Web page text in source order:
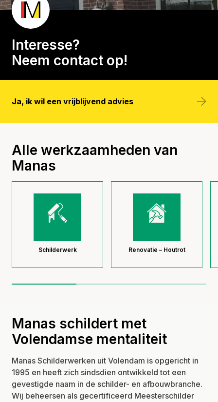
Renovatie – Houtrot
Schilderwerk
Spuitwerk
Interesse?
Neem contact op!
Ja, ik wil een vrijblijvend advies
Alle werkzaamheden van
Manas
Schilderwerk Renovatie – Houtrot
Manas schildert met
Volendamse mentaliteit
Manas Schilderwerken uit Volendam is opgericht in
1995 en heeft zich sindsdien ontwikkeld tot een
gevestigde naam in de schilder- en afbouwbranche.
Wij beheersen als gecertificeerd Meesterschilder